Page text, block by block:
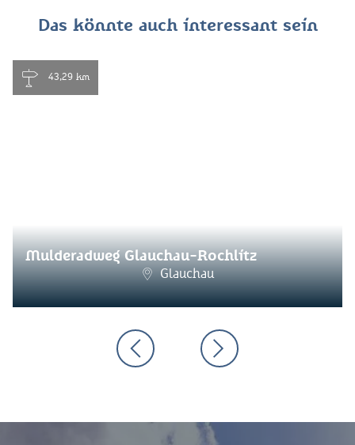
Das könnte auch interessant sein
43,29 km
Mulderadweg Glauchau-Rochlitz
Glauchau